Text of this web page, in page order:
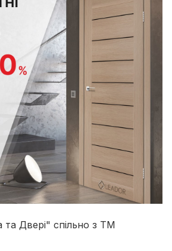
та Двері" спільно з ТМ